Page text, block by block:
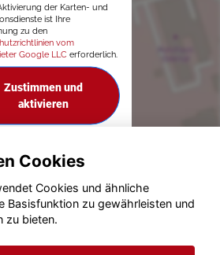
der Karten- und
ist Ihre
zu den
vom
Google LLC erforderlich.
Zustimmen und
aktivieren
GmbH 2020 - 2026
Cookies
Cookies und ähnliche
Basisfunktion zu gewährleisten und
zu bieten.